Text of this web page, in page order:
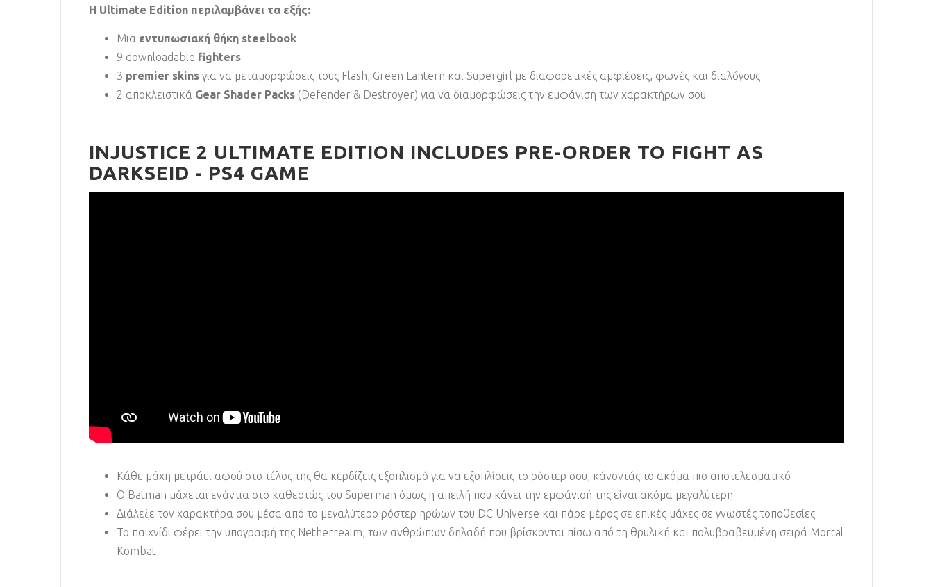
H Ultimate Edition περιλαμβάνει τα εξής:
Μια εντυπωσιακή θήκη steelbook
9 downloadable fighters
3 premier skins για να μεταμορφώσεις τους Flash, Green Lantern και Supergirl με διαφορετικές αμφιέσεις, φωνές και διαλόγους
2 αποκλειστικά Gear Shader Packs (Defender & Destroyer) για να διαμορφώσεις την εμφάνιση των χαρακτήρων σου
INJUSTICE 2 ULTIMATE EDITION INCLUDES PRE-ORDER TO FIGHT AS
DARKSEID - PS4 GAME
Κάθε μάχη μετράει αφού στο τέλος της θα κερδίζεις εξοπλισμό για να εξοπλίσεις το ρόστερ σου, κάνοντάς το ακόμα πιο αποτελεσματικό
Ο Batman μάχεται ενάντια στο καθεστώς του Superman όμως η απειλή που κάνει την εμφάνισή της είναι ακόμα μεγαλύτερη
Διάλεξε τον χαρακτήρα σου μέσα από το μεγαλύτερο ρόστερ ηρώων του DC Universe και πάρε μέρος σε επικές μάχες σε γνωστές τοποθεσίες
Το παιχνίδι φέρει την υπογραφή της Netherrealm, των ανθρώπων δηλαδή που βρίσκονται πίσω από τη θρυλική και πολυβραβευμένη σειρά Mortal
Kombat